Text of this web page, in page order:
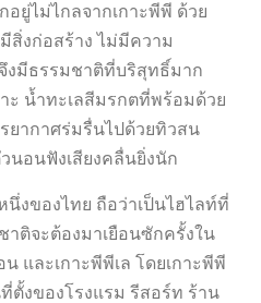
อยู่ไม่ไกลจากเกาะพีพี ด้วย
สิ่งก่อสร้าง ไม่มีความ
มีธรรมชาติที่บริสุทธิ์มาก
ะ น้ำทะเลสีมรกตที่พร้อมด้วย
ยากาศร่มรื่นไปด้วยทิวสน
นอนฟังเสียงคลื่นยิ่งนัก
นึ่งของไทย ถือว่าเป็นไฮไลท์ที่
าติจะต้องมาเยือนซักครั้งใน
และเกาะพีพีเล โดยเกาะพีพี
ตั้งของโรงแรม รีสอร์ท ร้าน